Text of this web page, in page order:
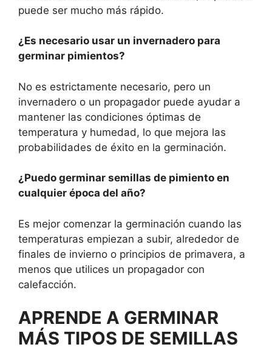
puede ser mucho más rápido.
¿Es necesario usar un invernadero para
germinar pimientos?
No es estrictamente necesario, pero un
invernadero o un propagador puede ayudar a
mantener las condiciones óptimas de
temperatura y humedad, lo que mejora las
probabilidades de éxito en la germinación.
¿Puedo germinar semillas de pimiento en
cualquier época del año?
Es mejor comenzar la germinación cuando las
temperaturas empiezan a subir, alrededor de
finales de invierno o principios de primavera, a
menos que utilices un propagador con
calefacción.
APRENDE A GERMINAR
MÁS TIPOS DE SEMILLAS